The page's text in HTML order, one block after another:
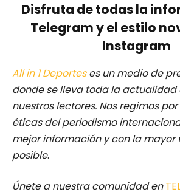
Disfruta de todas la
Telegram y el estilo
Instagram
All in 1 Deporteses un medio de
donde se lleva toda la actualidad
nuestros lectores. Nos regimos
éticas del periodismo
mejor información y con la
posible.
Únete a nuestra comunidad en